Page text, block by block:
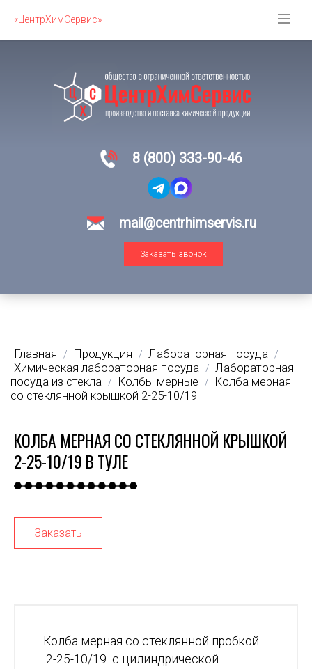
«ЦентрХимСервис»
8 (800) 333-90-46
mail@centrhimservis.ru
Заказать звонок
Главная / Продукция / Лабораторная посуда /
Химическая лабораторная посуда / Лабораторная
посуда из стекла / Колбы мерные /
Колба мерная
со стеклянной крышкой 2-25-10/19
КОЛБА МЕРНАЯ СО СТЕКЛЯННОЙ КРЫШКОЙ
2-25-10/19 В ТУЛЕ
Заказать
Колба мерная со стеклянной пробкой
2-25-10/19 с цилиндрической